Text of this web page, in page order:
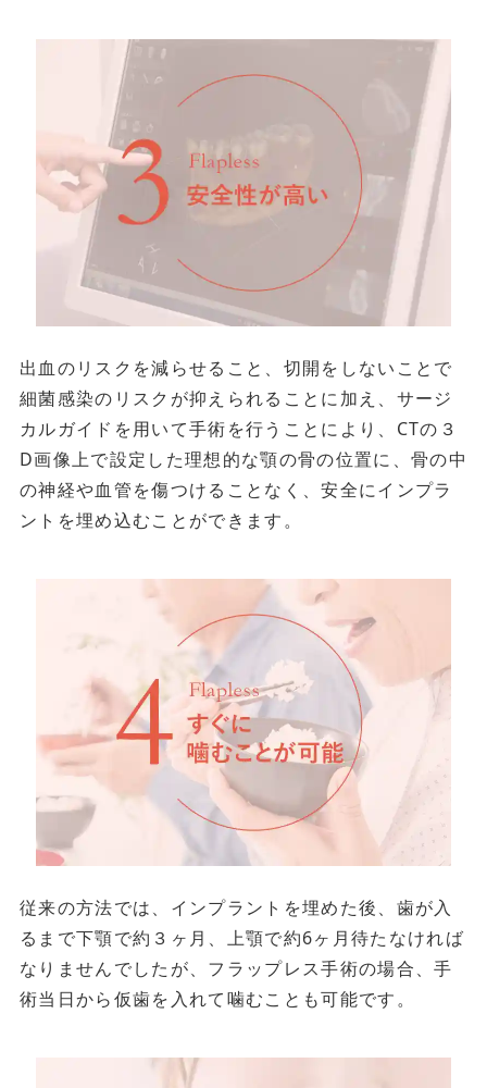
出血のリスクを減らせること、切開をしないことで
細菌感染のリスクが抑えられることに加え、サージ
カルガイドを用いて手術を行うことにより、CTの３
D画像上で設定した理想的な顎の骨の位置に、骨の中
の神経や血管を傷つけることなく、安全にインプラ
ントを埋め込むことができます。
従来の方法では、インプラントを埋めた後、歯が入
るまで下顎で約３ヶ月、上顎で約6ヶ月待たなければ
なりませんでしたが、フラップレス手術の場合、手
術当日から仮歯を入れて噛むことも可能です。